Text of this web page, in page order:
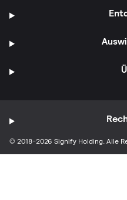
© 2018-2026 Signify Holding. Alle